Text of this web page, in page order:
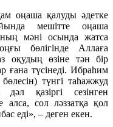
оңаша қалуды әдетке
мешітте оңаша
мәні осында жатса
бөлігінде Аллаға
оқудың өзіне тән бір
ғана түсінеді. Ибраһим
түнгі таһажжуд
қазіргі сезінген
алса, сол ләззатқа қол
еді», – деген екен.